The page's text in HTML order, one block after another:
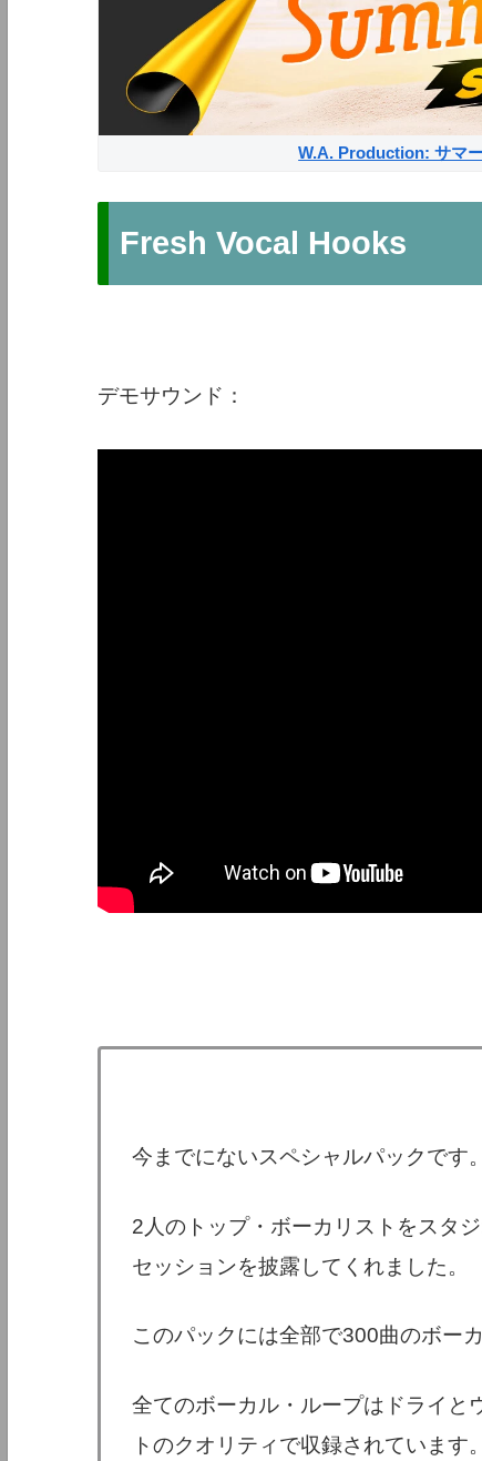
W.A. Production: サマ
Fresh Vocal Hooks
デモサウンド：
今までにないスペシャルパックです。
2人のトップ・ボーカリストをスタ
セッションを披露してくれました。
このパックには全部で300曲のボー
全てのボーカル・ループはドライと
トのクオリティで収録されていま